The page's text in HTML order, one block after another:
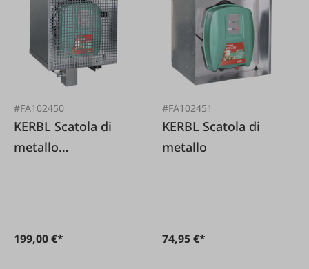
#FA102450
KERBL Scatola di
metallo
199,00 €*
#FA102451
KERBL Scatola di
metallo
74,95 €*